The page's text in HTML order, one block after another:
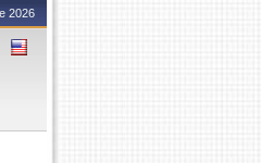
2026